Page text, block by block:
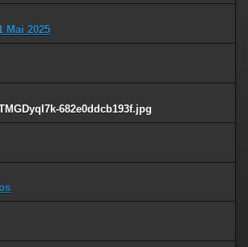
Mai 2025
682e0ddcb193f.jpg